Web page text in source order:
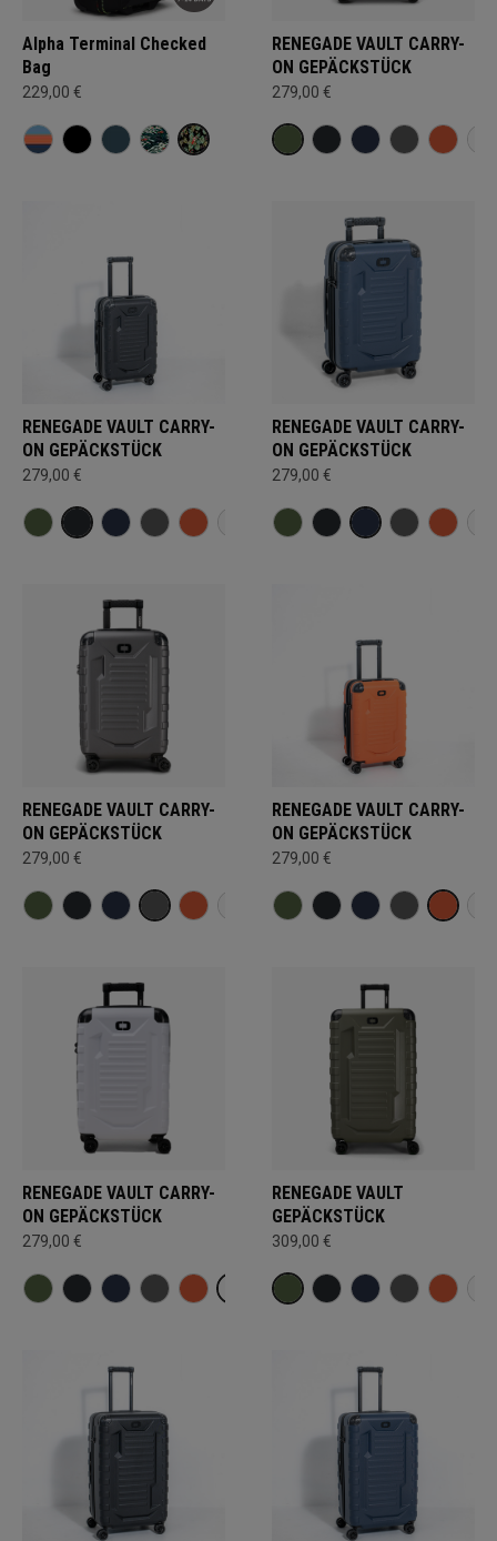
Alpha Terminal Checked
Bag
229,00 €
RENEGADE VAULT CARRY-
ON GEPÄCKSTÜCK
279,00 €
RENEGADE VAULT CARRY-
ON GEPÄCKSTÜCK
279,00 €
RENEGADE VAULT CARRY-
ON GEPÄCKSTÜCK
279,00 €
RENEGADE VAULT CARRY-
ON GEPÄCKSTÜCK
279,00 €
RENEGADE VAULT CARRY-
ON GEPÄCKSTÜCK
279,00 €
RENEGADE VAULT CARRY-
ON GEPÄCKSTÜCK
279,00 €
RENEGADE VAULT
GEPÄCKSTÜCK
309,00 €